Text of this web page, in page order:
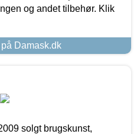
og andet tilbehør. Klik
Damask.dk
solgt brugskunst,